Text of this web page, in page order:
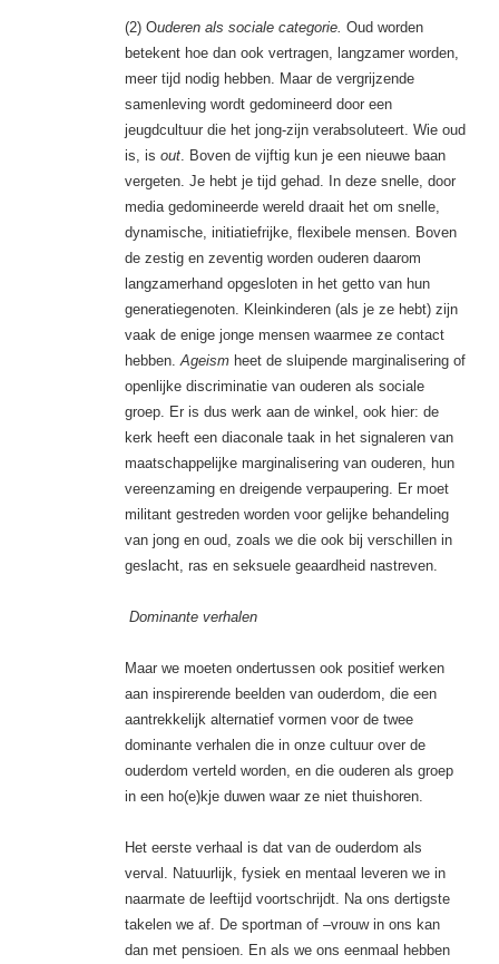
(2) Ouderen als sociale categorie. Oud worden
betekent hoe dan ook vertragen, langzamer worden,
meer tijd nodig hebben. Maar de vergrijzende
samenleving wordt gedomineerd door een
jeugdcultuur die het jong-zijn verabsoluteert. Wie oud
is, is out. Boven de vijftig kun je een nieuwe baan
vergeten. Je hebt je tijd gehad. In deze snelle, door
media gedomineerde wereld draait het om snelle,
dynamische, initiatiefrijke, flexibele mensen. Boven
de zestig en zeventig worden ouderen daarom
langzamerhand opgesloten in het getto van hun
generatiegenoten. Kleinkinderen (als je ze hebt) zijn
vaak de enige jonge mensen waarmee ze contact
hebben.Ageismheet de sluipende marginalisering of
openlijke discriminatie van ouderen als sociale
groep. Er is dus werk aan de winkel, ook hier: de
kerk heeft een diaconale taak in het signaleren van
maatschappelijke marginalisering van ouderen, hun
vereenzaming en dreigende verpaupering. Er moet
militant gestreden worden voor gelijke behandeling
van jong en oud, zoals we die ook bij verschillen in
geslacht, ras en seksuele geaardheid nastreven.
Dominante verhalen
Maar we moeten ondertussen ook positief werken
aan inspirerende beelden van ouderdom, die een
aantrekkelijk alternatief vormen voor de twee
dominante verhalen die in onze cultuur over de
ouderdom verteld worden, en die ouderen als groep
in een ho(e)kje duwen waar ze niet thuishoren.
Het eerste verhaal is dat van de ouderdom als
verval. Natuurlijk, fysiek en mentaal leveren we in
naarmate de leeftijd voortschrijdt. Na ons dertigste
takelen we af. De sportman of –vrouw in ons kan
dan met pensioen. En als we ons eenmaal hebben